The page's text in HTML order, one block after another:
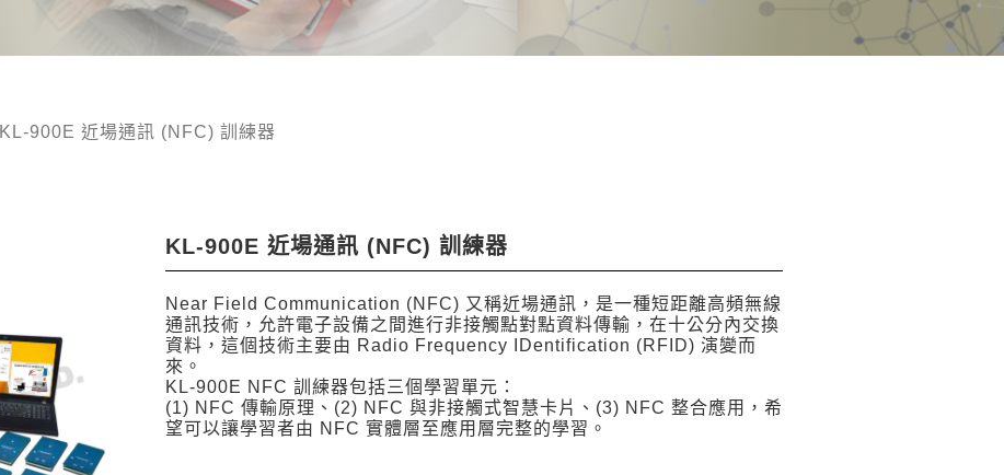
KL-900E 近場通訊 (NFC) 訓練器
KL-900E 近場通訊 (NFC) 訓練器
Near Field Communication (NFC) ⼜稱近場通訊，是⼀種短距離⾼頻無線
通訊技術，允許電⼦設備之間進⾏非接觸點對點資料傳輸，在⼗公分內交換
資料，這個技術主要由 Radio Frequency IDentification (RFID) 演變⽽
來。
KL-900E NFC 訓練器包括三個學習單元：
(1) NFC 傳輸原理、(2) NFC 與非接觸式智慧卡片、(3) NFC 整合應⽤，希
望可以讓學習者由 NFC 實體層⾄應⽤層完整的學習。